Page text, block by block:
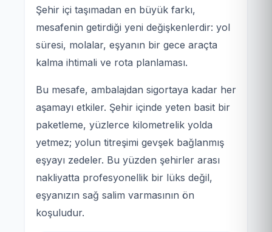
Şehir içi taşımadan en büyük farkı,
mesafenin getirdiği yeni değişkenlerdir: yol
süresi, molalar, eşyanın bir gece araçta
kalma ihtimali ve rota planlaması.
Bu mesafe, ambalajdan sigortaya kadar her
aşamayı etkiler. Şehir içinde yeten basit bir
paketleme, yüzlerce kilometrelik yolda
yetmez; yolun titreşimi gevşek bağlanmış
eşyayı zedeler. Bu yüzden şehirler arası
nakliyatta profesyonellik bir lüks değil,
eşyanızın sağ salim varmasının ön
koşuludur.